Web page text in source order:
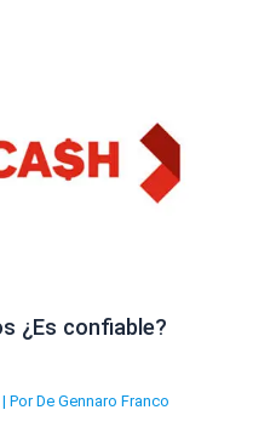
¿Es confiable?
| Por De Gennaro Franco